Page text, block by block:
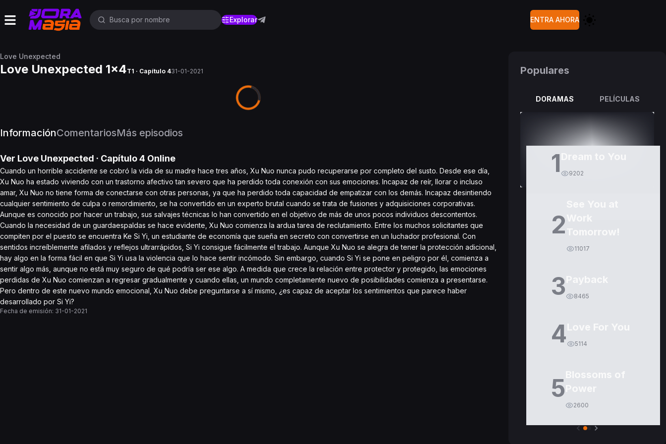
Explorar ENTRA AHORA
Love Unexpected
Love Unexpected 1x4T1 · Capítulo 431-01-2021
InformaciónComentariosMás episodios
Ver Love Unexpected · Capítulo4 Online
Cuando un horrible accidente se cobró la vida de su madre hace tres años, Xu Nuo nunca pudo recuperarse por completo del susto. Desde ese día,
Xu Nuo ha estado viviendo con un trastorno afectivo tan severo que ha perdido toda conexión con sus emociones. Incapaz de reír, llorar o incluso
amar, Xu Nuo no tiene forma de conectarse con otras personas, ya que ha perdido toda capacidad de empatizar con los demás. Incapaz desintiendo
cualquier sentimiento de culpa o remordimiento, se ha convertido en un experto brutal cuando se trata de fusiones y adquisiciones corporativas.
Aunque es conocido por hacer un trabajo, sus salvajes técnicas lo han convertido en el objetivo de más de unos pocos individuos descontentos.
Cuando la necesidad de un guardaespaldas se hace evidente, Xu Nuo comienza la ardua tarea de reclutamiento. Entre los muchos solicitantes que
compiten por el puesto se encuentra Ke Si Yi, un estudiante de economía que sueña en secreto con convertirse en un luchador profesional. Con
sentidos increíblemente afilados y reflejos ultrarrápidos, Si Yi consigue fácilmente el trabajo. Aunque Xu Nuo se alegra de tener la protección adicional,
hay algo en la forma fácil en que Si Yi usa la violencia que lo hace sentir incómodo. Sin embargo, cuando Si Yi se pone en peligro por él, comienza a
sentir algo más, aunque no está muy seguro de qué podría ser ese algo. A medida que crece la relación entre protector y protegido, las emociones
perdidas de Xu Nuo comienzan a regresar gradualmente y cuando ellas, un mundo completamente nuevo de posibilidades comienza a presentarse.
Pero dentro de este nuevo mundo emocional, Xu Nuo debe preguntarse a sí mismo, ¿es capaz de aceptar los sentimientos que parece haber
desarrollado por Si Yi?
Fecha de emisión: 31-01-2021
Populares
DORAMAS PELÍCULAS
1 9202
2
11017
3 8465
4 5114
5
2600